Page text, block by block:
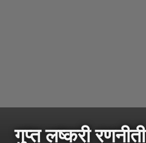
गुप्त लष्करी रणनीती